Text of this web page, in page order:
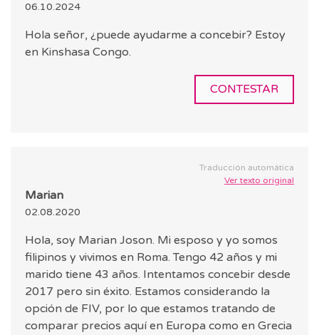
06.10.2024
Hola señor, ¿puede ayudarme a concebir? Estoy
en Kinshasa Congo.
CONTESTAR
Traducción automática
Ver texto original
Marian
02.08.2020
Hola, soy Marian Joson. Mi esposo y yo somos
filipinos y vivimos en Roma. Tengo 42 años y mi
marido tiene 43 años. Intentamos concebir desde
2017 pero sin éxito. Estamos considerando la
opción de FIV, por lo que estamos tratando de
comparar precios aquí en Europa como en Grecia